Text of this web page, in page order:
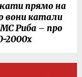
прямо на
вони катали
Риба – про
2000х